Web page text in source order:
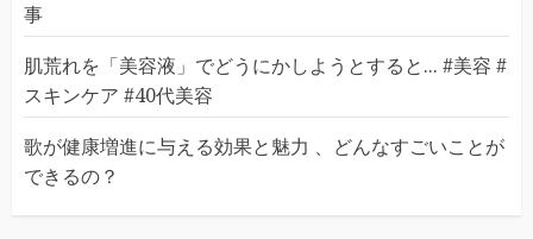
事
肌荒れを「美容液」でどうにかしようとすると... #美容 #
スキンケア #40代美容
歌が健康増進に与える効果と魅力 、どんなすごいことが
できるの？